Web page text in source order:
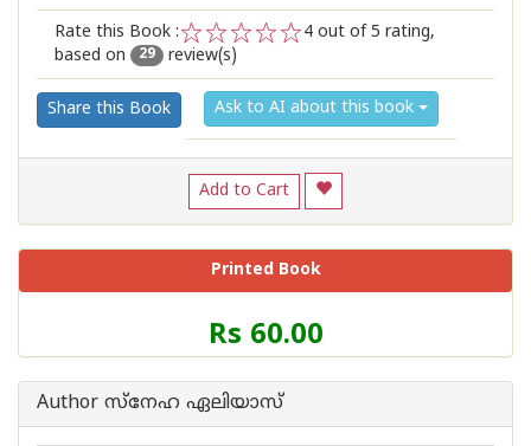
Rate this Book :
3
2
1
4 out of 5 rating,
based on
29 review(s)
Share this Book Ask to AI about this book
Add to Cart
Printed Book
Price
of
Book
Rs 60.00
Author സ്നേഹ ഏലിയാസ്